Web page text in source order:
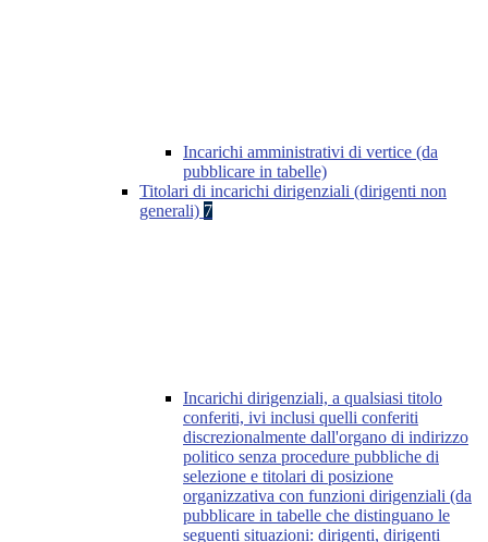
Incarichi amministrativi di vertice (da
pubblicare in tabelle)
Titolari di incarichi dirigenziali (dirigenti non
generali) 7
Incarichi dirigenziali, a qualsiasi titolo
conferiti, ivi inclusi quelli conferiti
discrezionalmente dall'organo di indirizzo
politico senza procedure pubbliche di
selezione e titolari di posizione
organizzativa con funzioni dirigenziali (da
pubblicare in tabelle che distinguano le
seguenti situazioni: dirigenti, dirigenti